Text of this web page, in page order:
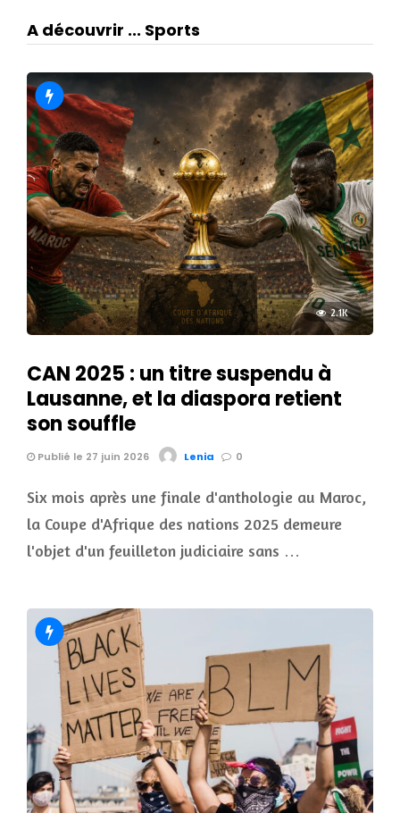
A découvrir ... Sports
2.1K
CAN 2025 : un titre suspendu à
Lausanne, et la diaspora retient
son souffle
Publié le 27 juin 2026 Lenia 0
Six mois après une finale d'anthologie au Maroc,
la Coupe d'Afrique des nations 2025 demeure
l'objet d'un feuilleton judiciaire sans …